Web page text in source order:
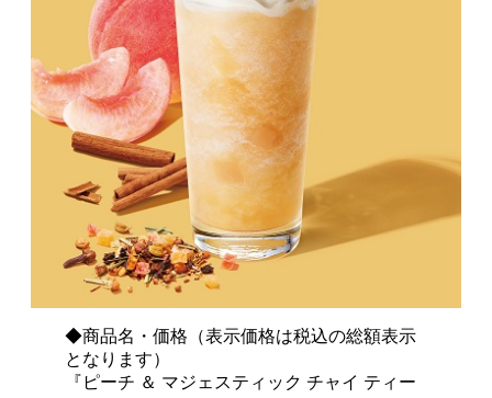
◆商品名・価格（表示価格は税込の総額表示
となります）
『ピーチ ＆ マジェスティック チャイ ティー